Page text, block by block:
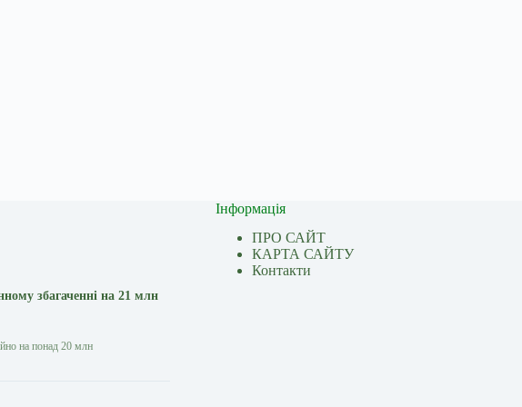
збагаченні на 21 млн
на понад 20 млн
Інформація
ПРО САЙТ
КАРТА САЙТУ
Контакти